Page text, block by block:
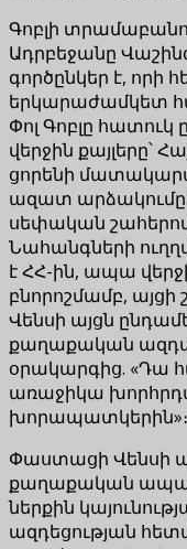
Գոբլի
Ադրբեջանը
գործընկեր է, որի
երկարաժամկետ
Փոլ Գոբլը հատուկ
վերջին քայլերը՝
ցորենի
ազատ արձակումը
սեփական
Նահանգների
է ՀՀ-ին, ապա
բնորոշմամբ,
Վենսի այցն
քաղաքական
օրակարգից. «Դա
առաջիկա
խորապատկերին»։
Փաստացի Վենսի
քաղաքական
ներքին
ազդեցության